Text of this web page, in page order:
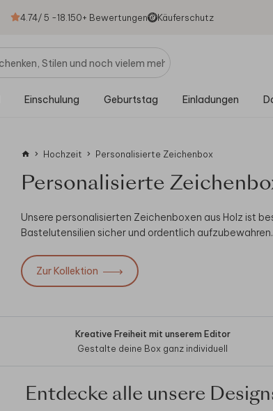
4.74/ 5 -18.150+ Bewertungen Käuferschutz
Einschulung Geburtstag Einladungen
Hochzeit Personalisierte Zeichenbox
Personalisierte
Unsere personalisierten Zeichenboxen aus Holz ist
Bastelutensilien sicher und ordentlich aufzubewahren.
Zur Kollektion
Kreative Freiheit mit unserem Editor
Gestalte deine Box ganz individuell
Entdecke alle unsere